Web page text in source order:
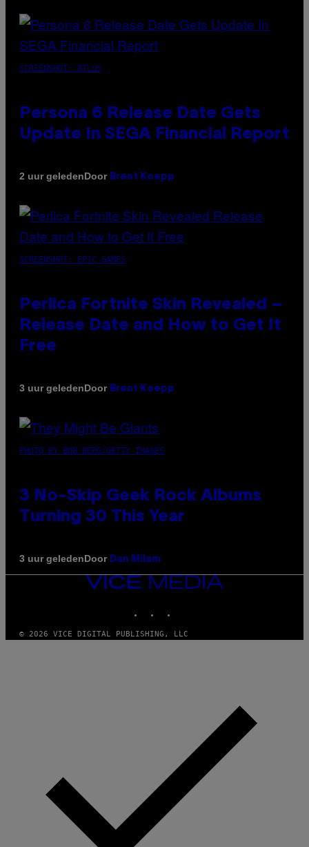
SCREENSHOT: ATLUS
Persona 6 Release Date Gets
Update In SEGA Financial Report
2 uur geledenDoor Brent Koepp
SCREENSHOT: EPIC GAMES
Perlica Fortnite Skin Revealed –
Release Date and How to Get It
Free
3 uur geledenDoor Brent Koepp
PHOTO BY BOB BERG/GETTY IMAGES
3 No-Skip Geek Rock Albums
Turning 30 This Year
3 uur geledenDoor Dan Milam
VICE
MEDIA
© 2026 VICE DIGITAL PUBLISHING, LLC